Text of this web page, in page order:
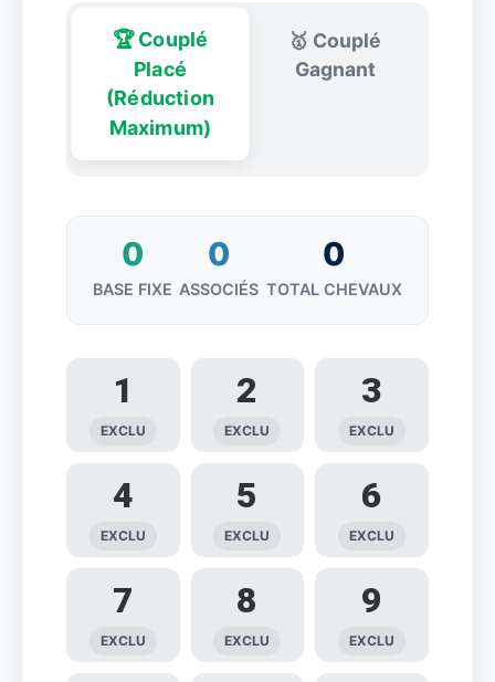
🏆 Couplé
Placé
(Réduction
Maximum)
🥇 Couplé
Gagnant
0
BASE FIXE
0
ASSOCIÉS
0
TOTAL CHEVAUX
1
EXCLU
2
EXCLU
3
EXCLU
4
EXCLU
5
EXCLU
6
EXCLU
7
EXCLU
8
EXCLU
9
EXCLU